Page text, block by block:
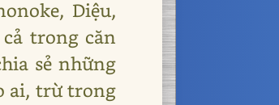
Diệu,
trong căn
sẻ những
ai, trừ trong